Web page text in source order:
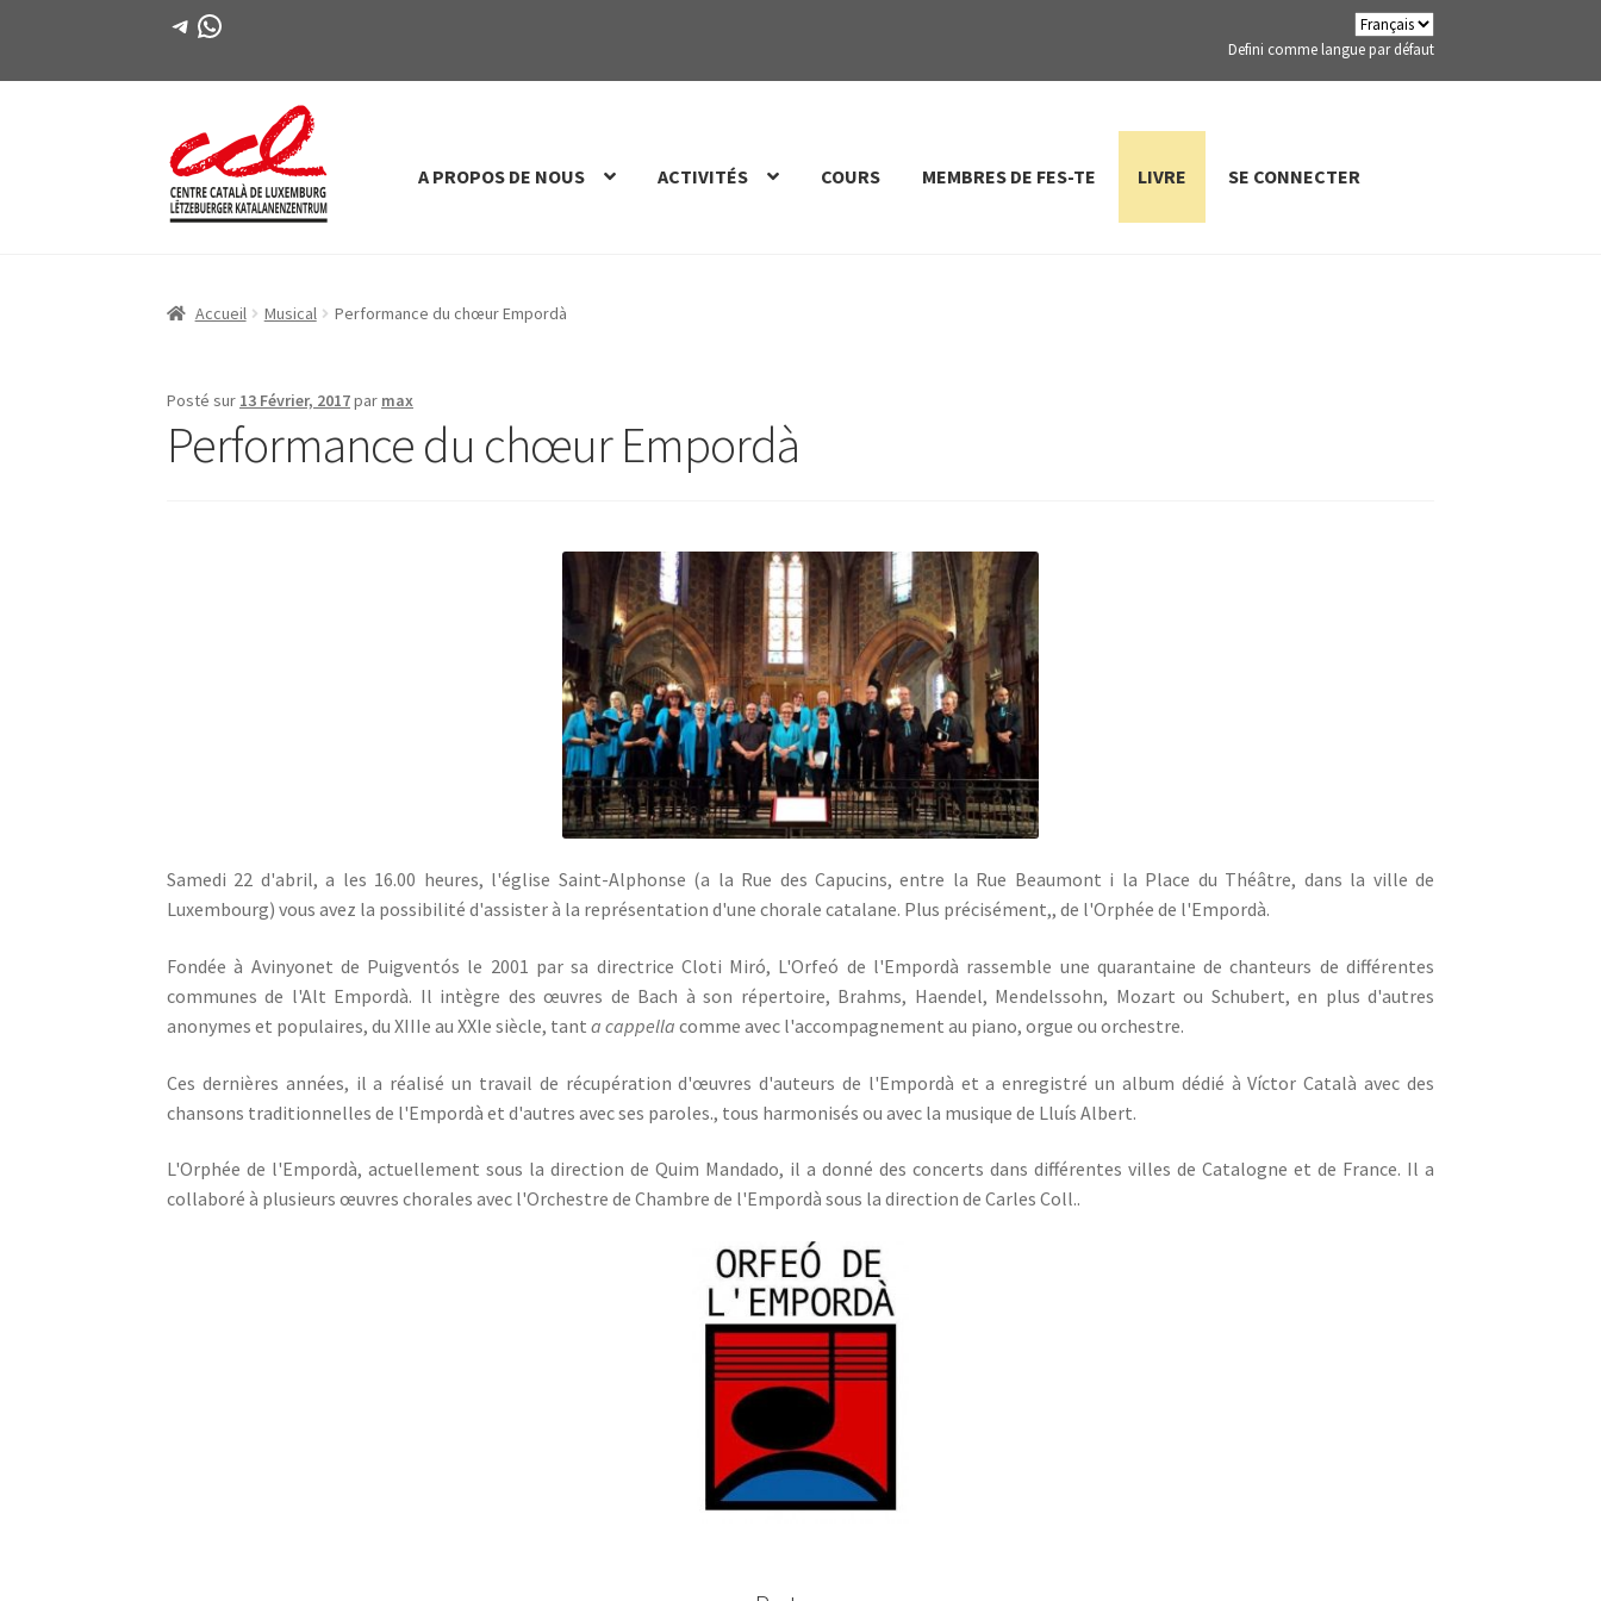
Télégramme
WhatsApp
Defini comme langue par défaut
Passer
à
Aller
au
A PROPOS DE NOUS ACTIVITÉS COURS MEMBRES DE FES-TE LIVRE SE CONNECTER
Accueil Musical Performance du chœur Empordà
Posté sur 13 Février, 2017par max
Performance du chœur Empordà
Samedi 22 d'abril, a les 16.00 heures, l'église Saint-Alphonse (a la Rue des Capucins, entre la Rue Beaumont i la Place du Théâtre, dans la ville de
Luxembourg) vous avez la possibilité d'assister à la représentation d'une chorale catalane. Plus précisément,, de l'Orphée de l'Empordà.
Fondée à Avinyonet de Puigventós le 2001 par sa directrice Cloti Miró, L'Orfeó de l'Empordà rassemble une quarantaine de chanteurs de différentes
communes de l'Alt Empordà. Il intègre des œuvres de Bach à son répertoire, Brahms, Haendel, Mendelssohn, Mozart ou Schubert, en plus d'autres
anonymes et populaires, du XIIIe au XXIe siècle, tanta cappella comme avec l'accompagnement au piano, orgue ou orchestre.
Ces dernières années, il a réalisé un travail de récupération d'œuvres d'auteurs de l'Empordà et a enregistré un album dédié à Víctor Català avec des
chansons traditionnelles de l'Empordà et d'autres avec ses paroles., tous harmonisés ou avec la musique de Lluís Albert.
L'Orphée de l'Empordà, actuellement sous la direction de Quim Mandado, il a donné des concerts dans différentes villes de Catalogne et de France. Il a
collaboré à plusieurs œuvres chorales avec l'Orchestre de Chambre de l'Empordà sous la direction de Carles Coll..